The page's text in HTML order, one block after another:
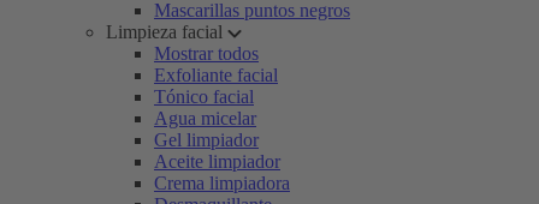
Mascarillas puntos negros
Limpieza facial
Mostrar todos
Exfoliante facial
Tónico facial
Agua micelar
Gel limpiador
Aceite limpiador
Crema limpiadora